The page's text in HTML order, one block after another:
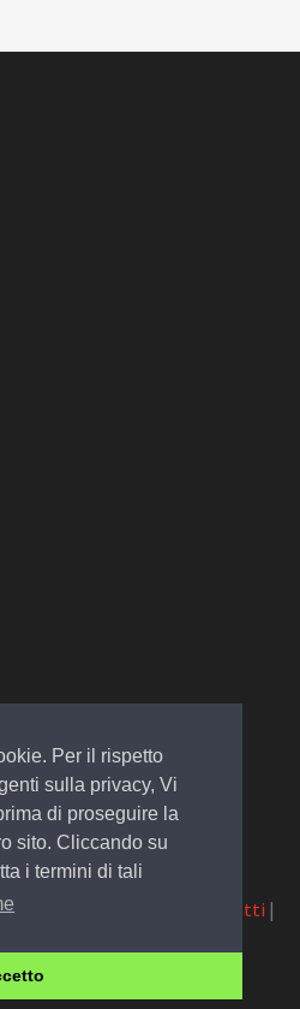
Per il rispetto
sulla privacy, Vi
di proseguire la
sito. Cliccando su
i termini di tali
Contatti |